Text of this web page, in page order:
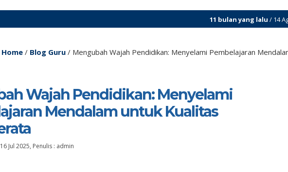
11 bulan yang lalu/ 14 Agustus 1961
Home / Blog Guru / Mengubah Wajah Pendidikan: Menyelami Pembelajaran
Wajah Pendidikan: Menyelami
Mendalam untuk Kualitas
Jul 2025, Penulis : admin